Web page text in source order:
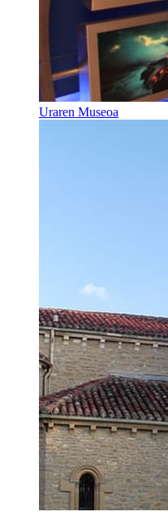
Uraren Museoa